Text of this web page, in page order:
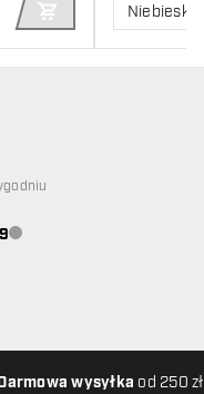
DODAJ DO
Niebieski
wysyłka od 250
Obsługa klienta niedostępna